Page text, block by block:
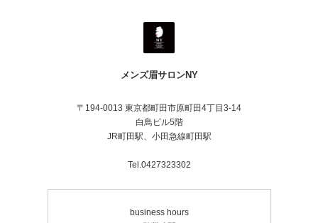
メンズ眉サロンNY
〒194-0013 東京都町田市原町田4丁目3-14
白鳥ビル5階
JR町田駅、小田急線町田駅
Tel.0427323302
business hours